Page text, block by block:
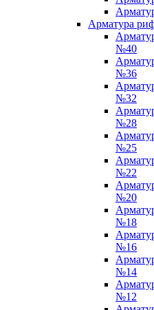
Арматура
№40
№36
№32
№28
№25
№22
№20
№18
№16
№14
№12